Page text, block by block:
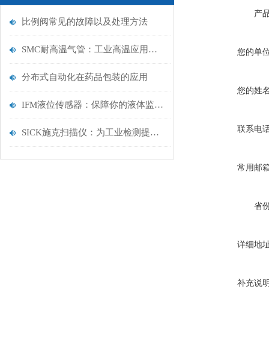
比例阀常见的故障以及处理方法
SMC耐高温气管：工业高温应用的理想解决方案
分布式自动化在药品包装的应用
IFM液位传感器：保障你的液体监测需求
SICK施克扫描仪：为工业检测提供可靠解决方案
产
您的单
您的姓
联系电
常用邮
省
详细地
补充说